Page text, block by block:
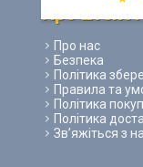
Про Event
Про нас
Безпека
Політика
Правила та
Політика
Політика
Зв’яжіться з